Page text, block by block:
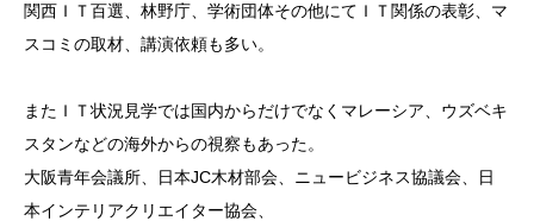
関西ＩＴ百選、林野庁、学術団体その他にてＩＴ関係の表彰、マ
スコミの取材、講演依頼も多い。
またＩＴ状況見学では国内からだけでなくマレーシア、ウズベキ
スタンなどの海外からの視察もあった。
大阪青年会議所、日本JC木材部会、ニュービジネス協議会、日
本インテリアクリエイター協会、